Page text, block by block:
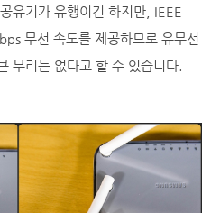
유기가 유행이긴 하지만, IEEE
무선 속도를 제공하므로 유무선
무리는 없다고 할 수 있습니다.